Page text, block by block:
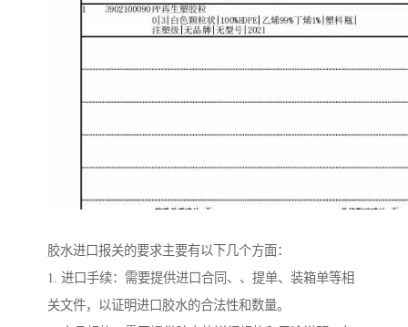
胶水进口报关的要求主要有以下几个方面：
1. 进口手续：需要提供进口合同、、提单、装箱单等相
关文件，以证明进口胶水的合法性和数量。